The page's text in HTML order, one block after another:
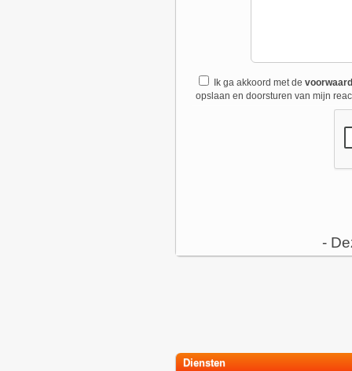
Ik ga akkoord met de
opslaan en doorsturen van mijn
-
Diensten